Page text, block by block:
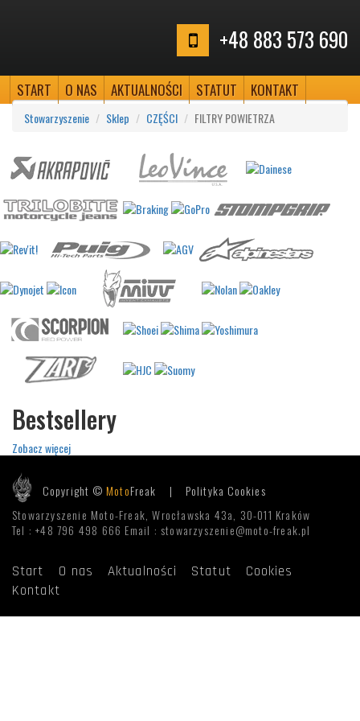
+48 883 573 690
START O NAS AKTUALNOŚCI STATUT KONTAKT
Stowarzyszenie Sklep CZĘŚCI FILTRY POWIETRZA
Bestsellery
Zobacz więcej
Copyright ©MotoFreak | Polityka Cookies
Stowarzyszenie Moto-Freak, Wrocławska 43a, 30-011 Kraków
Tel : +48 796 498 666 Email : stowarzyszenie@moto-freak.pl
Start O nas Aktualności Statut
Cookies
Kontakt